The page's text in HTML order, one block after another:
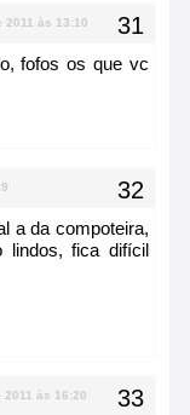
2011 às 13:10
fofos os que vc
a da compoteira,
lindos, fica difícil
às 16:20